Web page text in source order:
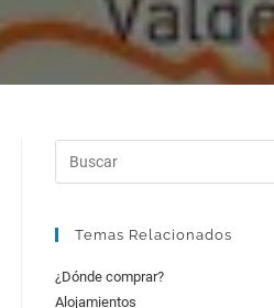
Temas Relacionados
¿Dónde comprar?
Alojamientos